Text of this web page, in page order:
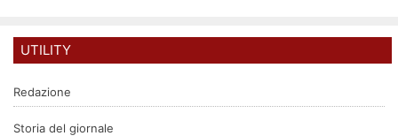
UTILITY
Redazione
Storia del giornale